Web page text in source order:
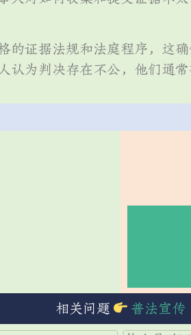
的证据法规和法庭程序，这
认为判决存在不公，他们通
相关问题 普法宣传